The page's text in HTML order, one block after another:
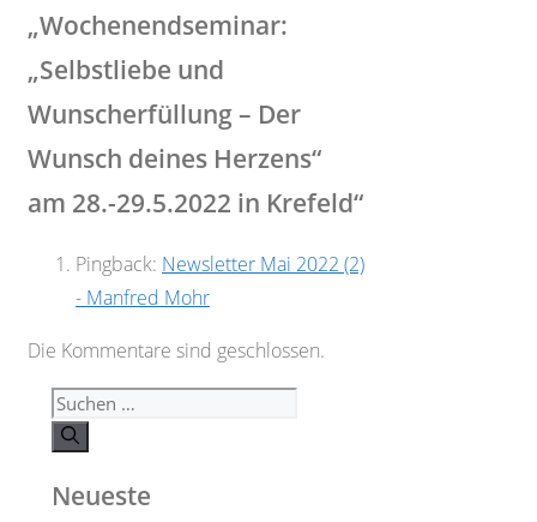
„Wochenendseminar:
„Selbstliebe und
Wunscherfüllung – Der
Wunsch deines Herzens“
am 28.-29.5.2022 in Krefeld“
Pingback: Newsletter Mai 2022 (2)
- Manfred Mohr
Die Kommentare sind geschlossen.
Suchen
nach:
Neueste